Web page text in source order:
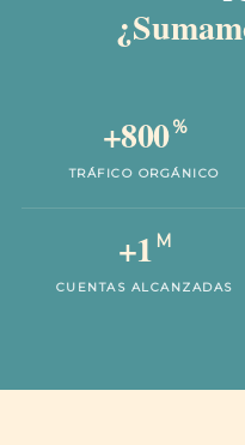
+800%
TRÁFICO ORGÁNICO
+1 M
CUENTAS ALCANZADAS